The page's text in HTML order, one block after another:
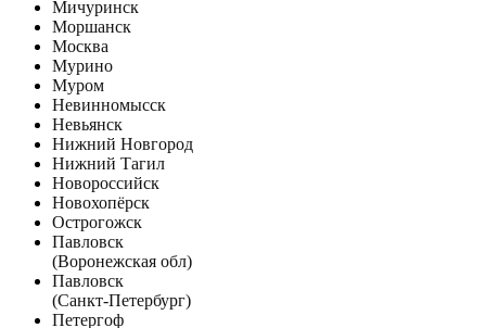
Мичуринск
Моршанск
Москва
Мурино
Муром
Невинномысск
Невьянск
Нижний Новгород
Нижний Тагил
Новороссийск
Новохопёрск
Острогожск
Павловск
(Воронежская обл)
Павловск
(Санкт-Петербург)
Петергоф